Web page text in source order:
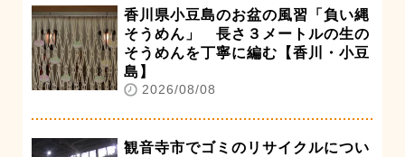
香川県小豆島のお盆の風習「負い縄
そうめん」 長さ３メートルの生の
そうめんを丁寧に編む【香川・小豆
島】
2026/08/08
観音寺市でゴミのリサイクルについ